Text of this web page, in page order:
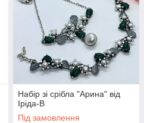
Набір зі срібла "Арина" від
Іріда-В
Під замовлення